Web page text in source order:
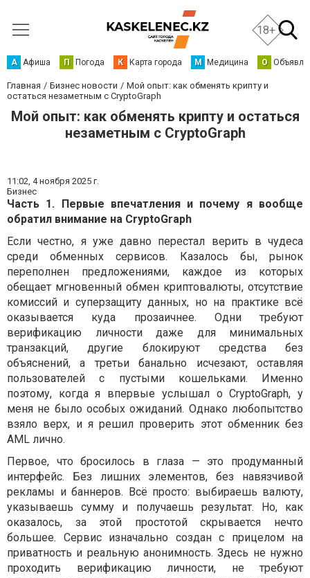
18+
А Афиша П Погода К Карта города М Медицина О
Главная Бизнес новости
Мой опыт: как обменять крипту и
остаться незаметным с CryptoGraph
Мой опыт: как обменять крипту и остаться
незаметным с CryptoGraph
11:02, 4 ноября 2025 г.
Бизнес
Часть 1. Первые впечатления и почему я вообще
обратил внимание на CryptoGraph
Если честно, я уже давно перестал верить в чудеса
среди обменных сервисов. Казалось бы, рынок
переполнен предложениями, каждое из которых
обещает мгновенный обмен криптовалюты, отсутствие
комиссий и суперзащиту данных, но на практике всё
оказывается куда прозаичнее. Одни требуют
верификацию личности даже для минимальных
транзакций, другие блокируют средства без
объяснений, а третьи банально исчезают, оставляя
пользователей с пустыми кошельками. Именно
поэтому, когда я впервые услышал о CryptoGraph, у
меня не было особых ожиданий. Однако любопытство
взяло верх, и я решил проверить этот обменник без
AML лично.
Первое, что бросилось в глаза — это продуманный
интерфейс. Без лишних элементов, без навязчивой
рекламы и баннеров. Всё просто: выбираешь валюту,
указываешь сумму и получаешь результат. Но, как
оказалось, за этой простотой скрывается нечто
большее. Сервис изначально создан с прицелом на
приватность и реальную анонимность. Здесь не нужно
проходить верификацию личности, не требуют